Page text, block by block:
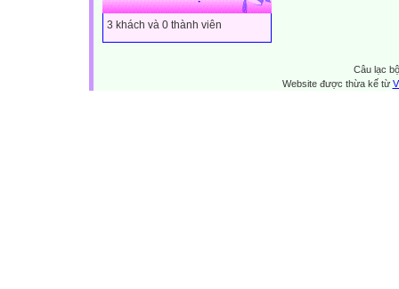
3 khách và 0 thành viên
Câu lạc
Website được thừa kế từ